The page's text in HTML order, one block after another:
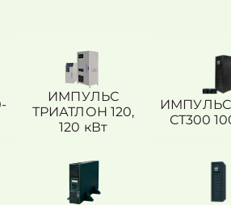
ИМПУЛЬС
ТРИАТЛОН 120,
120 кВт
СТ300